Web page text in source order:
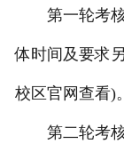
第一轮考核
体时间及要求
校区官网查看)。
第二轮考核